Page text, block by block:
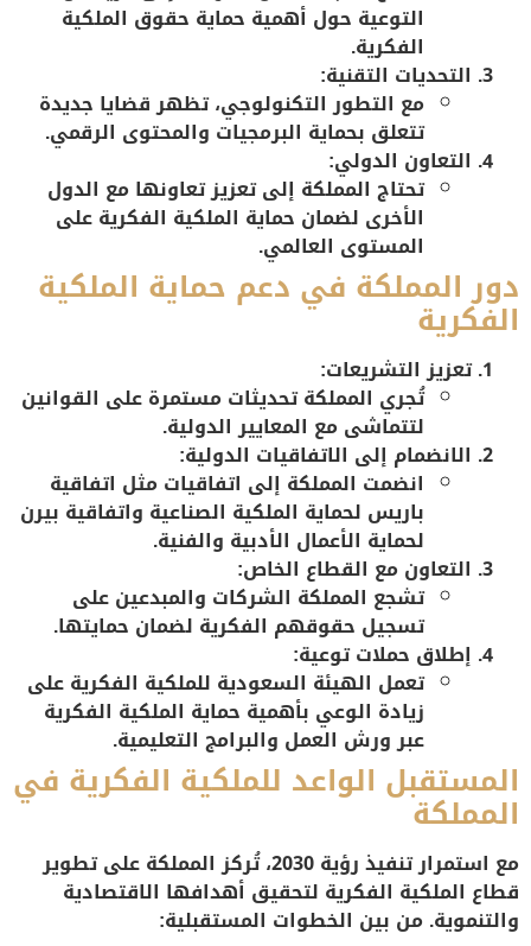
التوعية حول أهمية حماية حقوق الملكية
الفكرية.
التحديات التقنية:
مع التطور التكنولوجي، تظهر قضايا جديدة
تتعلق بحماية البرمجيات والمحتوى الرقمي.
التعاون الدولي:
تحتاج المملكة إلى تعزيز تعاونها مع الدول
الأخرى لضمان حماية الملكية الفكرية على
المستوى العالمي.
دور المملكة في دعم حماية الملكية
الفكرية
تعزيز التشريعات:
تُجري المملكة تحديثات مستمرة على القوانين
لتتماشى مع المعايير الدولية.
الانضمام إلى الاتفاقيات الدولية:
انضمت المملكة إلى اتفاقيات مثل اتفاقية
باريس لحماية الملكية الصناعية واتفاقية بيرن
لحماية الأعمال الأدبية والفنية.
التعاون مع القطاع الخاص:
تشجع المملكة الشركات والمبدعين على
تسجيل حقوقهم الفكرية لضمان حمايتها.
إطلاق حملات توعية:
تعمل الهيئة السعودية للملكية الفكرية على
زيادة الوعي بأهمية حماية الملكية الفكرية
عبر ورش العمل والبرامج التعليمية.
المستقبل الواعد للملكية الفكرية في
المملكة
مع استمرار تنفيذ رؤية 2030، تُركز المملكة على تطوير
قطاع الملكية الفكرية لتحقيق أهدافها الاقتصادية
والتنموية. من بين الخطوات المستقبلية: